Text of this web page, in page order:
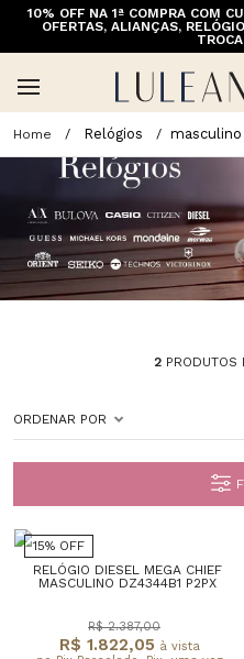
10% OFF NA 1ª COMPRA COM
OFERTAS, ALIANÇAS,
FRETE GRÁTIS ACIMA DE 399
(EXCETO
Relógios masculino
2PRODUTOS
ORDENAR POR
15% OFF
RELÓGIO DIESEL MEGA CHIEF
MASCULINO DZ4344B1 P2PX
R$ 1.822,05 à vista
R$ 2.387,00